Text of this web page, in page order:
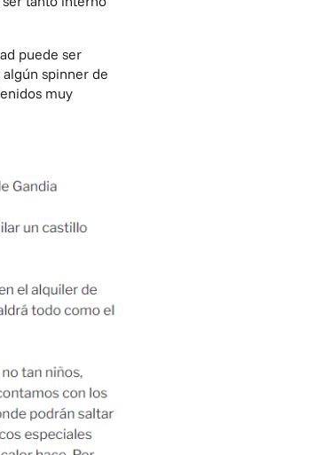
puede ser
spinner de
muy